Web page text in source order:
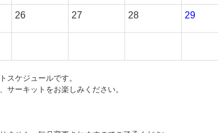
26 27 28 29
スケジュールです。
サーキットをお楽しみください。